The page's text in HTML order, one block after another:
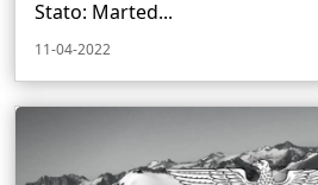
Stato: Marted...
11-04-2022